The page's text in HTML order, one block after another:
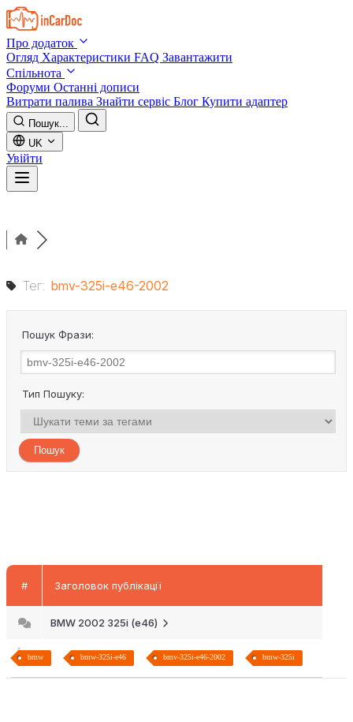
Skip to main content
Про додаток
Огляд Характеристики FAQ Завантажити
Спільнота
Форуми Останні дописи
Витрати палива Знайти сервіс Блог Купити адаптер
Пошук...
UK
Увійти
Тег: bmv-325i-e46-2002
Пошук Фрази:
Тип Пошуку:
# Заголовок публікації
BMW 2002 325i (e46)
bmw bmw-325i-e46 bmv-325i-e46-2002 bmw-325i